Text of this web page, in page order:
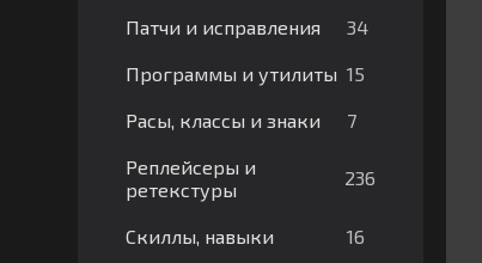
Патчи и исправления 34
Программы и утилиты 15
Расы, классы и знаки 7
Реплейсеры и
ретекстуры
236
Скиллы, навыки 16